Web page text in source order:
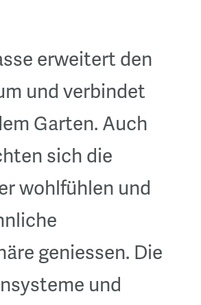
erweitert den
und verbindet
Garten. Auch
sich die
wohlfühlen und
geniessen. Die
und